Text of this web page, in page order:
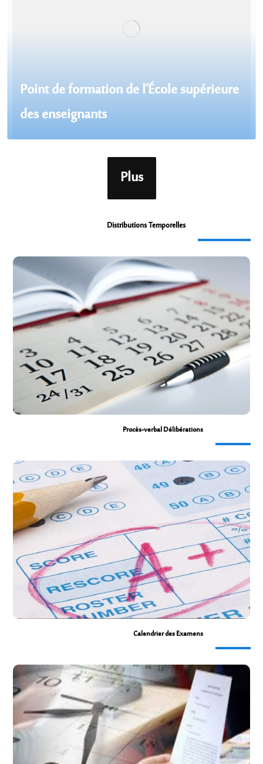
Point de formation de l’École supérieure
des enseignants
Plus
Distributions Temporelles
Distributions Temporelles
Procès-verbal Délibérations
Procès-verbal Délibérations
Calendrier des Examens
برنامج الإمتحانات